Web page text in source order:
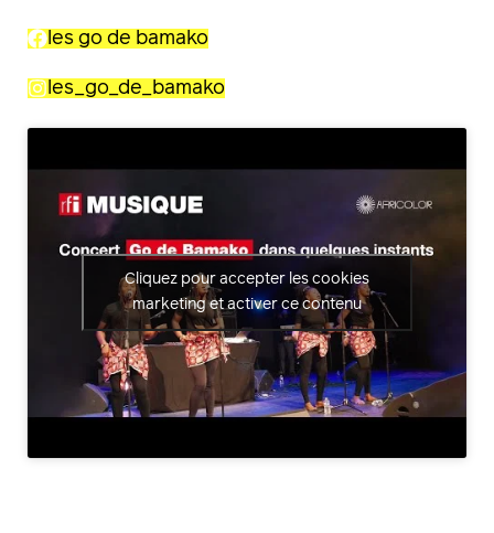
les go de bamako
les_go_de_bamako
Cliquez pour accepter les cookies
marketing et activer ce contenu